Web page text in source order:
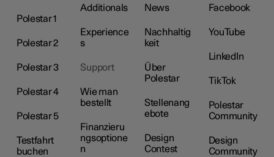
Polestar 1
Polestar 2
Polestar 3
Polestar 4
Polestar 5
Testfahrt
buchen
Additionals
Experience
s
Support
Wie man
bestellt
Finanzieru
ngsoptione
n
News
Nachhaltig
keit
Über
Polestar
Stellenang
ebote
Design
Contest
Facebook
YouTube
LinkedIn
TikTok
Polestar
Community
Design
Community